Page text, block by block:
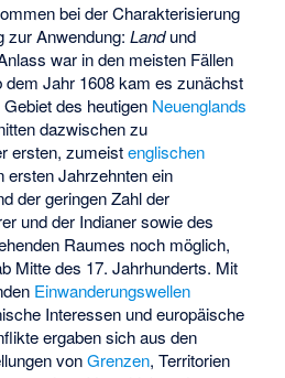
bei der Charakterisierung
zur Anwendung:Landund
war in den meisten Fällen
dem Jahr 1608 kam es zunächst
des heutigen Neuenglands
dazwischen zu
ersten, zumeistenglischen
ersten Jahrzehnten ein
der geringen Zahl der
und der Indianer sowie des
Raumes noch möglich,
Mitte des 17. Jahrhunderts. Mit
Einwanderungswellen
Interessen und europäische
ergaben sich aus den
vonGrenzen, Territorien